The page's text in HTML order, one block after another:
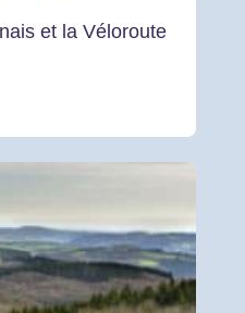
et la Véloroute